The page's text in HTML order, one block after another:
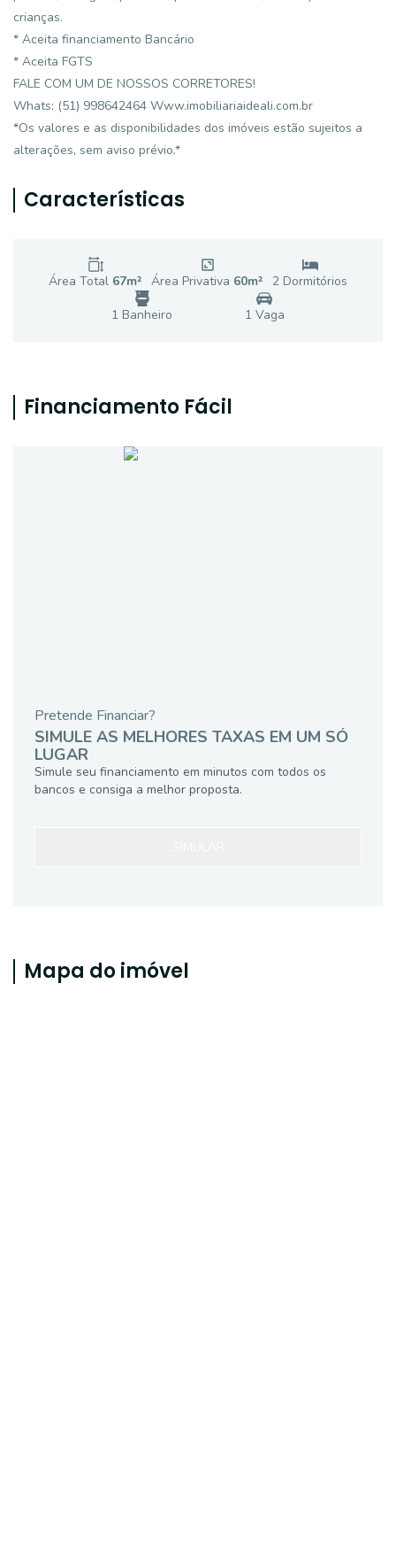
crianças.
* Aceita financiamento Bancário
* Aceita FGTS
FALE COM UM DE NOSSOS CORRETORES!
Whats: (51) 998642464 Www.imobiliariaideali.com.br
*Os valores e as disponibilidades dos imóveis estão sujeitos a
alterações, sem aviso prévio.*
Características
Área Total 67m² Área Privativa 60m² 2 Dormitórios
1 Banheiro 1 Vaga
Financiamento Fácil
Pretende Financiar?
SIMULE AS MELHORES TAXAS EM UM SÓ
LUGAR
Simule seu financiamento em minutos com todos os
bancos e consiga a melhor proposta.
Mapa do imóvel